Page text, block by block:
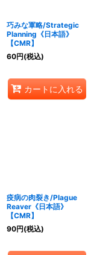
巧みな軍略/Strategic
Planning《日本語》
【CMR】
60円(税込)
カートに入れる
疫病の肉裂き/Plague
Reaver《日本語》
【CMR】
90円(税込)